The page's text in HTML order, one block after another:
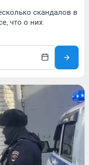
скандалов в
что о них